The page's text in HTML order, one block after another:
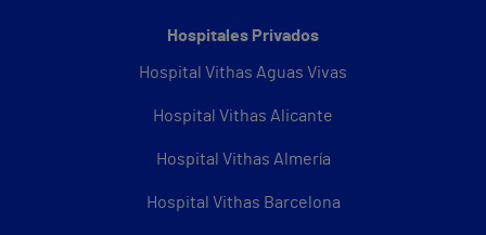
Hospitales Privados
Hospital Vithas Aguas Vivas
Hospital Vithas Alicante
Hospital Vithas Almería
Hospital Vithas Barcelona